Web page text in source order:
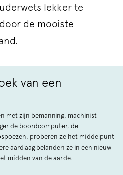
lekker te
de mooiste
van een
met zijn bemanning, machinist
de boordcomputer, de
proberen ze het middelpunt
aardlaag belanden ze in een nieuw
midden van de aarde.